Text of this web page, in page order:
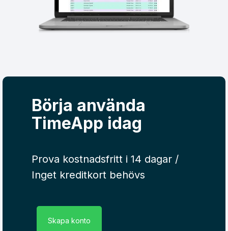
Börja använda
TimeApp idag
Prova kostnadsfritt i 14 dagar /
Inget kreditkort behövs
Skapa konto